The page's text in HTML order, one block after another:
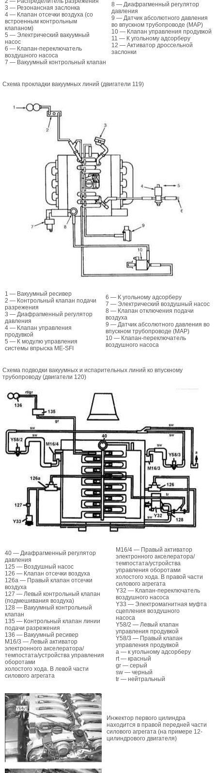
3 — Резонансная заслонка
4 — Клапан отсечки воздуха (со
встроенным контрольным
клапаном)
5 — Электрический вакуумный
насос
6 — Клапан-переключатель
воздушного насоса
7 — Вакуумный контрольный клапан
8 — Диафрагменный регулятор
давления
9 — Датчик абсолютного давления
во впускном трубопроводе (MAP)
10 — Клапан управления продувкой
11 — К угольному адсорберу
12 — Активатор дроссельной
заслонки
Схема прокладки вакуумных линий (двигатели 119)
1 — Вакуумный ресивер
2 — Контрольный клапан подачи
разрежения
3 — Диафрагменный регулятор
давления
4 — Клапан управления
продувкой
5 — К модулю управления
системы впрыска ME-SFI
6 — К угольному адсорберу
7 — Электрический воздушный насос
8 — Клапан отключения подачи
воздуха
9 — Датчик абсолютного давления во
впускном трубопроводе (MAP)
10 — Клапан-переключатель
воздушного насоса
Схема подводки вакуумных и испарительных линий ко впускному
трубопроводу (двигатели 120)
40 — Диафрагменный регулятор
давления
125 — Воздушный насос
126 — Клапан отсечки воздуха
126а — Правый клапан отсечки
воздуха
127 — Левый контрольный клапан
(подмешивания воздуха)
128 — Вакуумный контрольный
клапан
135 — Контрольный клапан линии
подачи разрежения
136 — Вакуумный ресивер
М16/3 — Левый активатор
электронного акселератора/
темпостата/устройства управления
оборотами
холостого хода. В левой части
силового агрегата
М16/4 — Правый активатор
электронного акселератора/
темпостата/устройства
управления оборотами
холостого хода. В правой части
силового агрегата
Y32 — Клапан-переключатель
воздушного насоса
Y33 — Электромагнитная муфта
сцепления воздушного
насоса
Y58/2 — Левый клапан
управления продувкой
Y58/3 — Правый клапан
управления продувкой
a — к угольному адсорберу
rt — красный
gr — серый
sw — черный
tr — нейтральный
Инжектор первого цилиндра
находится в правой передней части
силового агрегата (на примере 12-
цилиндрового двигателя)